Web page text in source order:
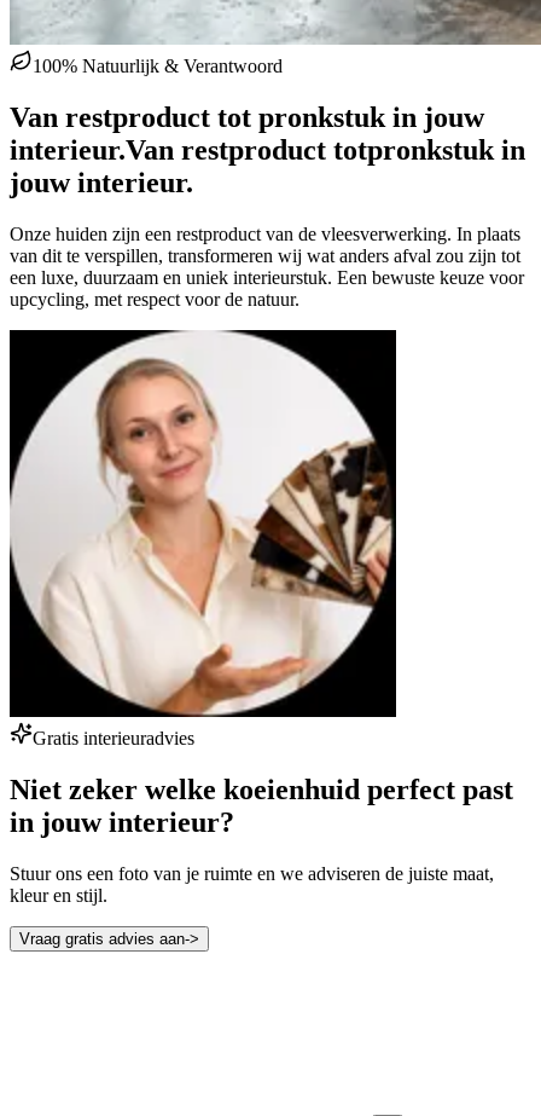
100% Natuurlijk & Verantwoord
Van restproduct tot pronkstuk in jouw
interieur.Van restproduct totpronkstuk in
jouw interieur.
Onze huiden zijn een restproduct van de vleesverwerking. In plaats
van dit te verspillen, transformeren wij wat anders afval zou zijn tot
een luxe, duurzaam en uniek interieurstuk. Een bewuste keuze voor
upcycling, met respect voor de natuur.
Gratis interieuradvies
Niet zeker welke koeienhuid perfect past
in jouw interieur?
Stuur ons een foto van je ruimte en we adviseren de juiste maat,
kleur en stijl.
Vraag gratis advies aan->